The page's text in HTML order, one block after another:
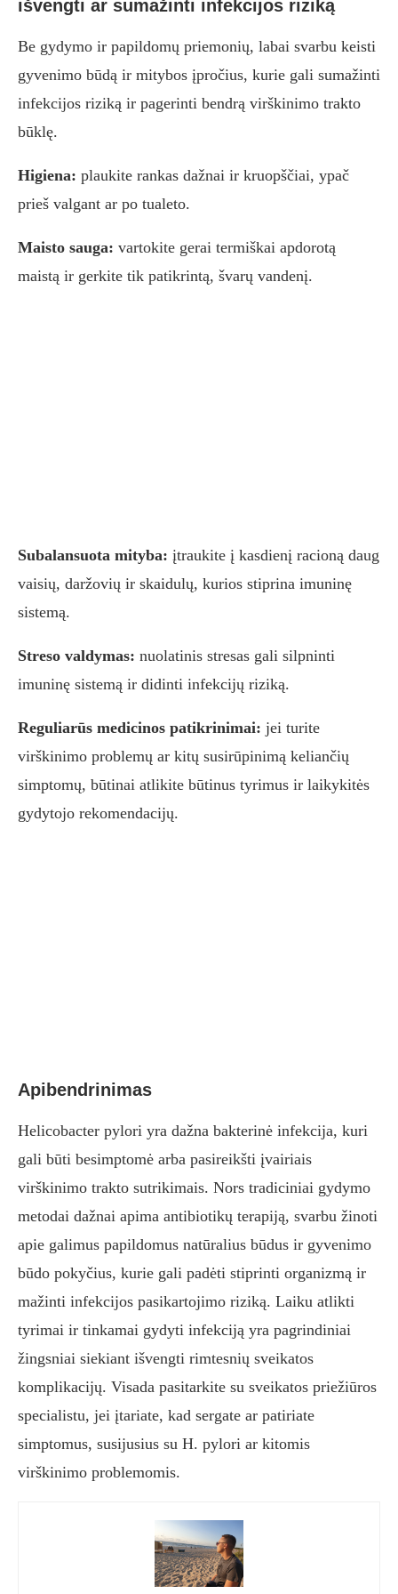
išvengti ar sumažinti infekcijos riziką
Be gydymo ir papildomų priemonių, labai svarbu keisti
gyvenimo būdą ir mitybos įpročius, kurie gali sumažinti
infekcijos riziką ir pagerinti bendrą virškinimo trakto
būklę.
Higiena: plaukite rankas dažnai ir kruopščiai, ypač
prieš valgant ar po tualeto.
Maisto sauga: vartokite gerai termiškai apdorotą
maistą ir gerkite tik patikrintą, švarų vandenį.
Subalansuota mityba: įtraukite į kasdienį racioną daug
vaisių, daržovių ir skaidulų, kurios stiprina imuninę
sistemą.
Streso valdymas: nuolatinis stresas gali silpninti
imuninę sistemą ir didinti infekcijų riziką.
Reguliarūs medicinos patikrinimai: jei turite
virškinimo problemų ar kitų susirūpinimą keliančių
simptomų, būtinai atlikite būtinus tyrimus ir laikykitės
gydytojo rekomendacijų.
Apibendrinimas
Helicobacter pylori yra dažna bakterinė infekcija, kuri
gali būti besimptomė arba pasireikšti įvairiais
virškinimo trakto sutrikimais. Nors tradiciniai gydymo
metodai dažnai apima antibiotikų terapiją, svarbu žinoti
apie galimus papildomus natūralius būdus ir gyvenimo
būdo pokyčius, kurie gali padėti stiprinti organizmą ir
mažinti infekcijos pasikartojimo riziką. Laiku atlikti
tyrimai ir tinkamai gydyti infekciją yra pagrindiniai
žingsniai siekiant išvengti rimtesnių sveikatos
komplikacijų. Visada pasitarkite su sveikatos priežiūros
specialistu, jei įtariate, kad sergate ar patiriate
simptomus, susijusius su H. pylori ar kitomis
virškinimo problemomis.